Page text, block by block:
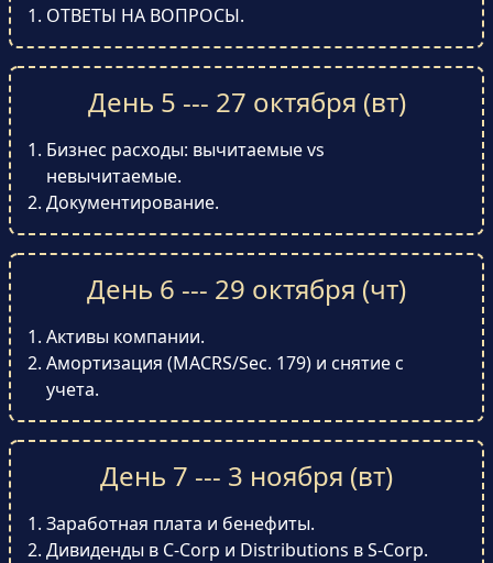
ОТВЕТЫ НА ВОПРОСЫ.
День 5 --- 27 октября (вт)
Бизнес расходы: вычитаемые vs
невычитаемые.
Документирование.
День 6 --- 29 октября (чт)
Активы компании.
Амортизация (MACRS/Sec. 179) и снятие с
учета.
День 7 --- 3 ноября (вт)
Заработная плата и бенефиты.
Дивиденды в C-Corp и Distributions в S-Corp.